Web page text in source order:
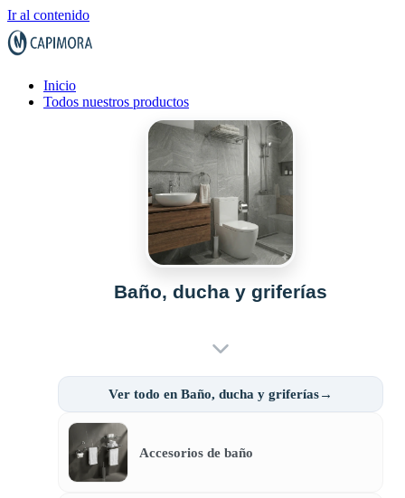
Ir al contenido
Inicio
Todos nuestros productos
Baño, ducha y griferías
Ver todo en Baño, ducha y griferías→
Accesorios de baño